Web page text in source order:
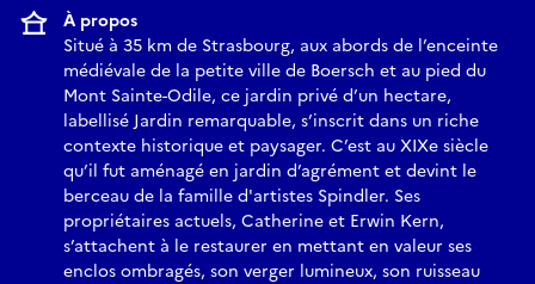
À propos
Situé à 35 km de Strasbourg, aux abords de l’enceinte
médiévale de la petite ville de Boersch et au pied du
Mont Sainte-Odile, ce jardin privé d’un hectare,
labellisé Jardin remarquable, s’inscrit dans un riche
contexte historique et paysager. C’est au XIXe siècle
qu’il fut aménagé en jardin d’agrément et devint le
berceau de la famille d'artistes Spindler. Ses
propriétaires actuels, Catherine et Erwin Kern,
s’attachent à le restaurer en mettant en valeur ses
enclos ombragés, son verger lumineux, son ruisseau